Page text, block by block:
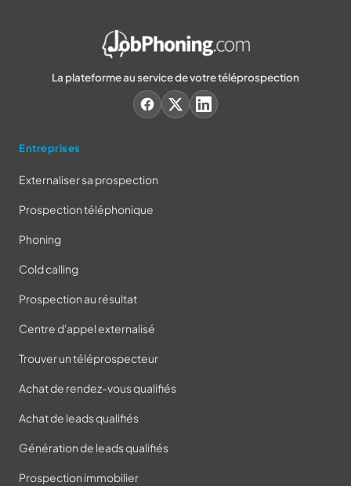
La plateforme au service de votre téléprospection
Entreprises
Externaliser sa prospection
Prospection téléphonique
Phoning
Cold calling
Prospection au résultat
Centre d'appel externalisé
Trouver un téléprospecteur
Achat de rendez-vous qualifiés
Achat de leads qualifiés
Génération de leads qualifiés
Prospection immobilier